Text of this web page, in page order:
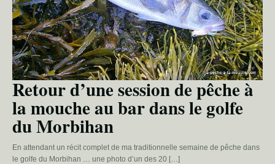
Retour d’une session de pêche à
la mouche au bar dans le golfe
du Morbihan
En attendant un récit complet de ma traditionnelle semaine de pêche dans
le golfe du Morbihan … une photo d’un des 20 […]